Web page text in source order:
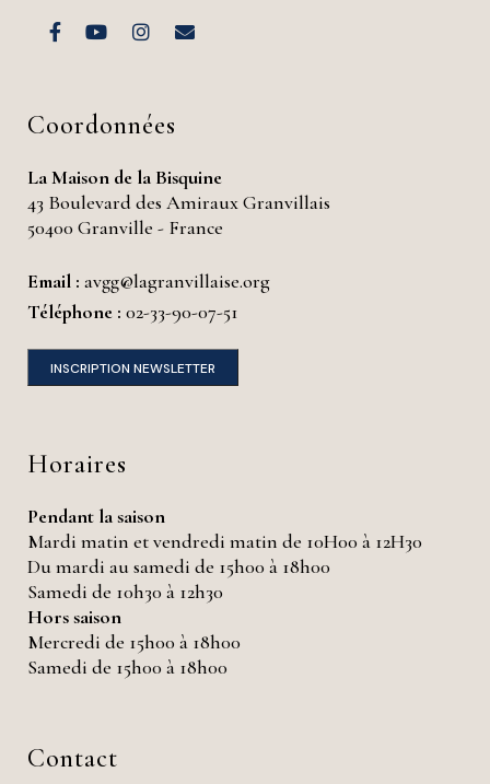
Coordonnées
La Maison de la Bisquine
43 Boulevard des Amiraux Granvillais
50400 Granville - France
Email : avgg@lagranvillaise.org
Téléphone : 02-33-90-07-51
INSCRIPTION NEWSLETTER
Horaires
Pendant la saison
Mardi matin et vendredi matin de 10H00 à 12H30
Du mardi au samedi de 15h00 à 18h00
Samedi de 10h30 à 12h30
Hors saison
Mercredi de 15h00 à 18h00
Samedi de 15h00 à 18h00
Contact